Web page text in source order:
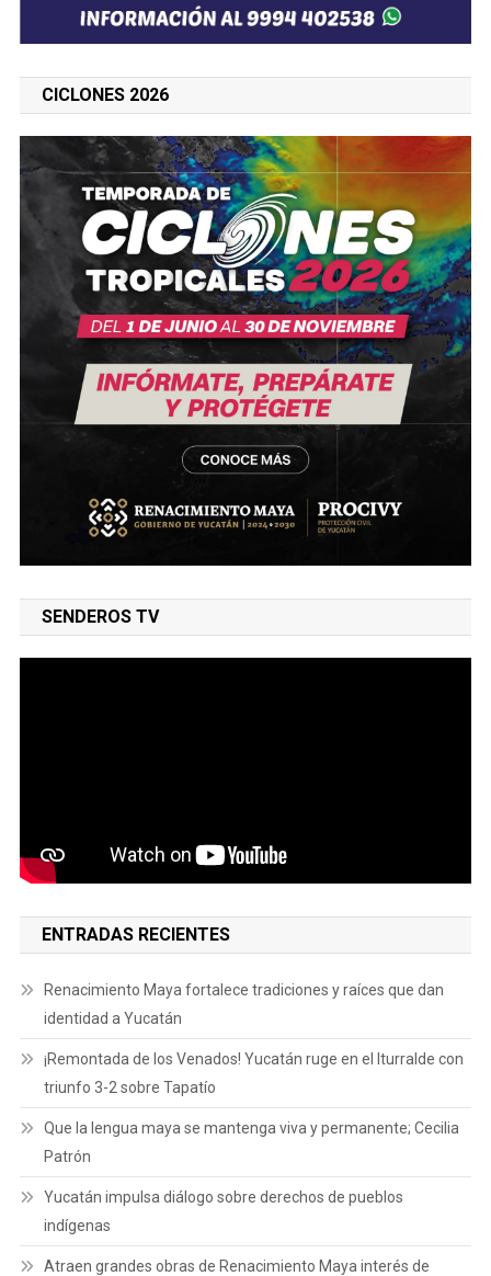
CICLONES 2026
SENDEROS TV
ENTRADAS RECIENTES
Renacimiento Maya fortalece tradiciones y raíces que dan
identidad a Yucatán
¡Remontada de los Venados! Yucatán ruge en el Iturralde con
triunfo 3-2 sobre Tapatío
Que la lengua maya se mantenga viva y permanente; Cecilia
Patrón
Yucatán impulsa diálogo sobre derechos de pueblos
indígenas
Atraen grandes obras de Renacimiento Maya interés de